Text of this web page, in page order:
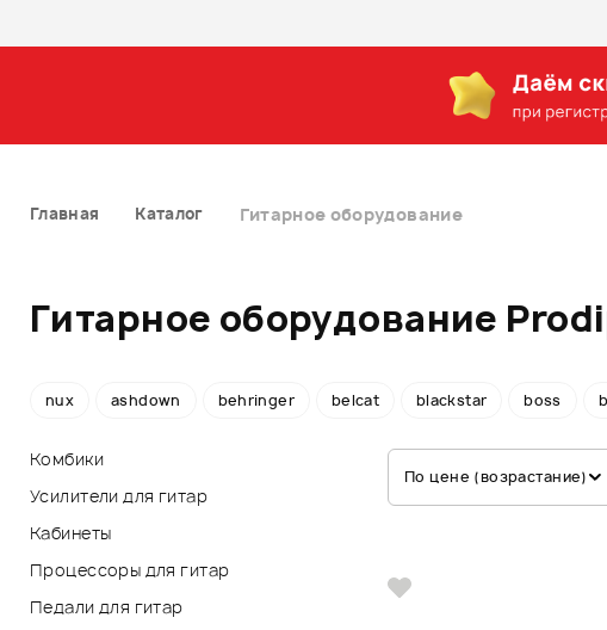
Главная Каталог Гитарное оборудование
Гитарное оборудование
nux ashdown behringer belcat blackstar boss
Комбики
Усилители для гитар
Кабинеты
Процессоры для гитар
Педали для гитар
По цене (возрастание)